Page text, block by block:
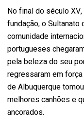
No final do século
fundação, o Sultanato
comunidade
portugueses
pela beleza do seu
regressaram em
de Albuquerque
melhores canhões e
ancorados.